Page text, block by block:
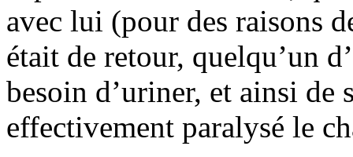
avec lui (pour des raisons
était de retour, quelqu’un
besoin d’uriner, et ainsi de
effectivement paralysé le